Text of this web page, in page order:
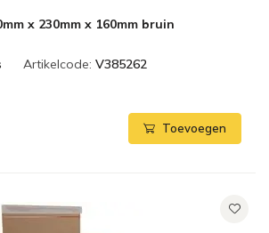
x 230mm x 160mm bruin
Artikelcode: V385262
Toevoegen